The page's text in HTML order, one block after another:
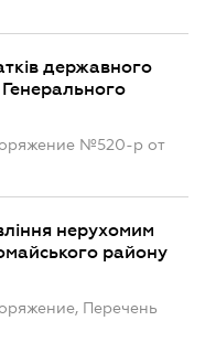
державного
№520-р от
нерухомим
району
Перечень